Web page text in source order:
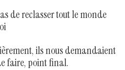
de reclasser tout le monde
ils nous demandaient
faire, point final.